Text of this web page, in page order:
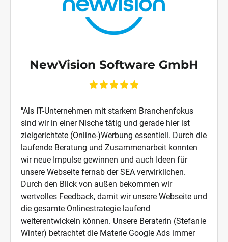
NewVision Software GmbH
"Als IT-Unternehmen mit starkem Branchenfokus
sind wir in einer Nische tätig und gerade hier ist
zielgerichtete (Online-)Werbung essentiell. Durch die
laufende Beratung und Zusammenarbeit konnten
wir neue Impulse gewinnen und auch Ideen für
unsere Webseite fernab der SEA verwirklichen.
Durch den Blick von außen bekommen wir
wertvolles Feedback, damit wir unsere Webseite und
die gesamte Onlinestrategie laufend
weiterentwickeln können. Unsere Beraterin (Stefanie
Winter) betrachtet die Materie Google Ads immer